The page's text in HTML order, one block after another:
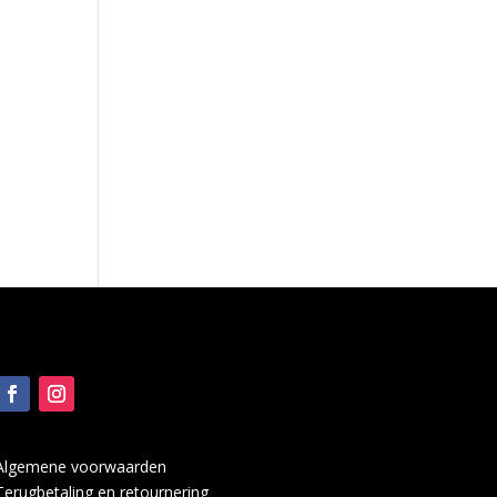
voorwaarden
en retournering